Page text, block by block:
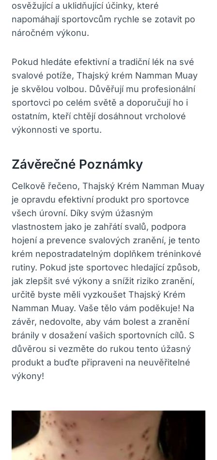
osvěžující a uklidňující účinky, které
napomáhají sportovcům rychle se zotavit po
náročném výkonu.
Pokud hledáte efektivní a tradiční lék na své
svalové potíže, Thajský krém Namman Muay
je skvělou volbou. Důvěřují mu profesionální
sportovci po celém světě a doporučují ho i
ostatním, kteří chtějí dosáhnout vrcholové
výkonnosti ve sportu.
Závěrečné Poznámky
Celkově řečeno, Thajský Krém Namman Muay
je opravdu efektivní produkt pro sportovce
všech úrovní. Díky svým úžasným
vlastnostem jako je zahřátí svalů, podpora
hojení a prevence svalových zranění, je tento
krém nepostradatelným doplňkem tréninkové
rutiny. Pokud jste sportovec hledající způsob,
jak zlepšit své výkony a snížit riziko zranění,
určitě byste měli vyzkoušet Thajský Krém
Namman Muay. Vaše tělo vám poděkuje! Na
závěr, nedovolte, aby vám bolest a zranění
bránily v dosažení vašich sportovních cílů. S
důvěrou si vezměte do rukou tento úžasný
produkt a buďte připraveni na neuvěřitelné
výkony!